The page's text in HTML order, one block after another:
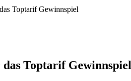
Toptarif Gewinnspiel
Toptarif Gewinnspiel